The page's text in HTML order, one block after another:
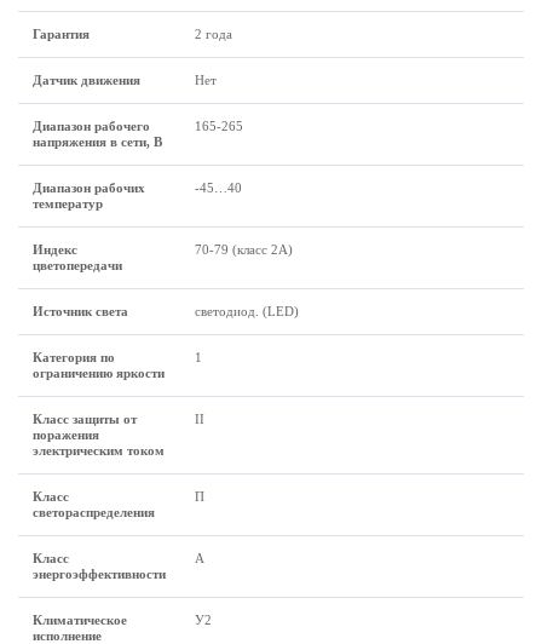
Гарантия 2 года
Датчик движения Нет
Диапазон рабочего
напряжения в сети, В
165-265
Диапазон рабочих
температур
-45…40
Индекс
цветопередачи
70-79 (класс 2A)
Источник света светодиод. (LED)
Категория по
ограничению яркости
1
Класс защиты от
поражения
электрическим током
II
Класс
светораспределения
П
Класс
энергоэффективности
А
Климатическое
исполнение
У2